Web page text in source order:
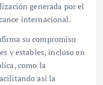
generada por el
internacional.
su compromiso
y estables, incluso en
como la
así la